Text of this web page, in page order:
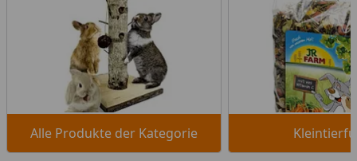
Alle Produkte der Kategorie